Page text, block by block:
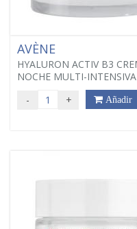
AVÈNE
HYALURON ACTIV B3
NOCHE MULTI-
- + Añadir